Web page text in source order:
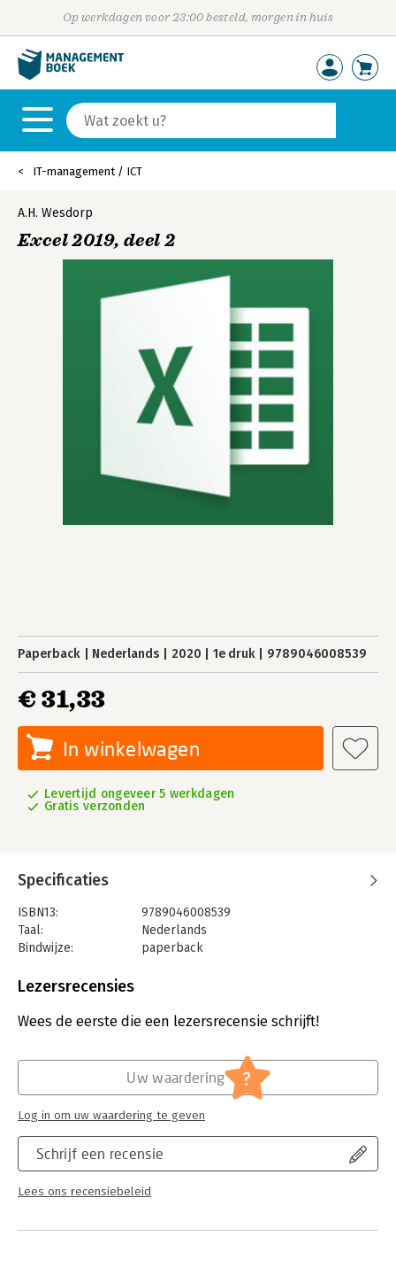
Op werkdagen voor 23:00 besteld, morgen in huis
IT-management / ICT
A.H. Wesdorp
Excel 2019, deel 2
Paperback Nederlands 2020 1e druk 9789046008539
€ 31,33
In winkelwagen
Levertijd ongeveer 5 werkdagen
Gratis verzonden
Specificaties
ISBN13:
9789046008539
Taal:
Nederlands
Bindwijze:
paperback
Druk:
Lezersrecensies
Wees de eerste die een lezersrecensie schrijft!
Schrijf een recensie
Lees ons recensiebeleid
Uw waardering ?
Log in om uw waardering te geven